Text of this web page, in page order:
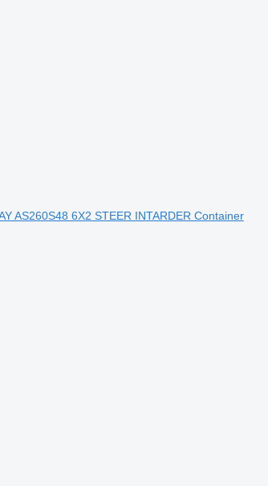
AS260S48 6X2 STEER INTARDER Container